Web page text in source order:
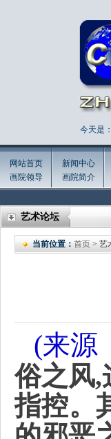
今天是
网站首页
画院领导
新闻中心
画院简介
艺术论坛
当前位置： 首页 > 艺
(来源
俗之风,
指控。